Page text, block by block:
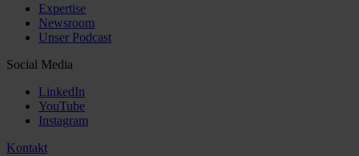
Expertise
Newsroom
Unser Podcast
Social Media
LinkedIn
YouTube
Instagram
Kontakt